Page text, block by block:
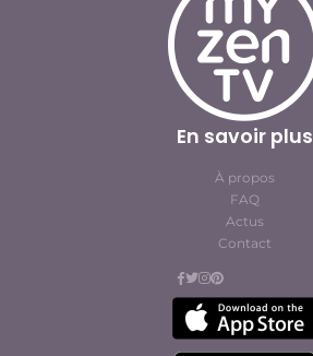
En savoir plus
À propos
FAQ
Actus
Contact